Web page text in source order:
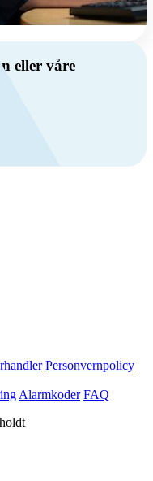
eller våre
Personvernpolicy
Alarmkoder FAQ